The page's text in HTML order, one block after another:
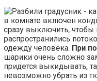
в комнате включен
сразу выключить,
распространились
одежду человека. При
шарики очень сложно
придется выкидывать,
невозможно убрать из